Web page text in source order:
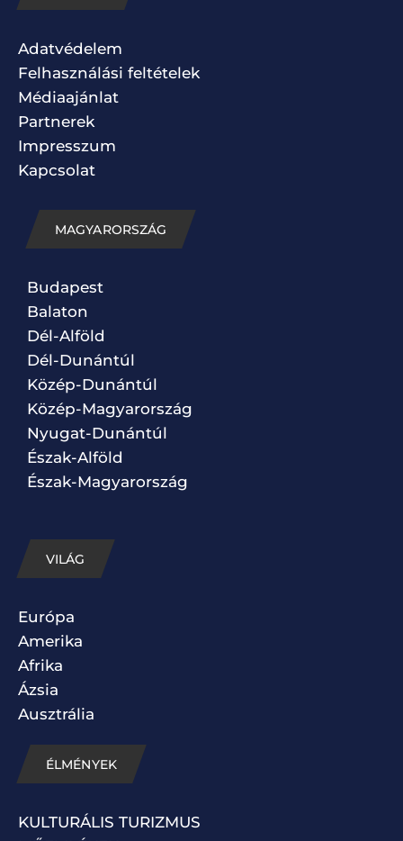
Adatvédelem
Felhasználási feltételek
Médiaajánlat
Partnerek
Impresszum
Kapcsolat
MAGYARORSZÁG
Budapest
Balaton
Dél-Alföld
Dél-Dunántúl
Közép-Dunántúl
Közép-Magyarország
Nyugat-Dunántúl
Észak-Alföld
Észak-Magyarország
VILÁG
Európa
Amerika
Afrika
Ázsia
Ausztrália
ÉLMÉNYEK
KULTURÁLIS TURIZMUS